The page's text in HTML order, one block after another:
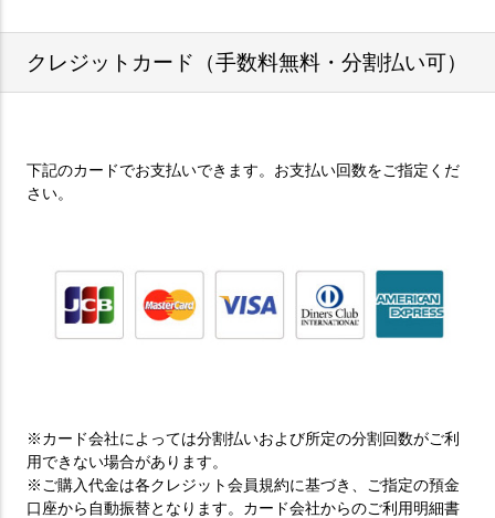
クレジットカード（手数料無料・分割払い可）
下記のカードでお支払いできます。お支払い回数をご指定くだ
さい。
※カード会社によっては分割払いおよび所定の分割回数がご利
用できない場合があります。
※ご購入代金は各クレジット会員規約に基づき、ご指定の預金
口座から自動振替となります。カード会社からのご利用明細書